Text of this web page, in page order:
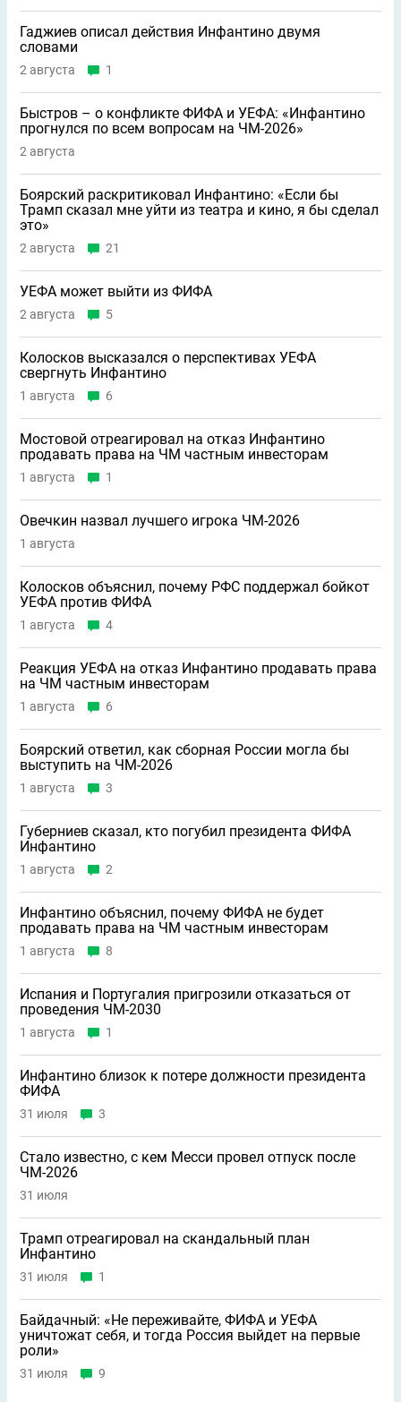
Гаджиев описал действия Инфантино двумя
словами
2 августа 1
Быстров – о конфликте ФИФА и УЕФА: «Инфантино
прогнулся по всем вопросам на ЧМ-2026»
2 августа
Боярский раскритиковал Инфантино: «Если бы
Трамп сказал мне уйти из театра и кино, я бы сделал
это»
2 августа 21
УЕФА может выйти из ФИФА
2 августа 5
Колосков высказался о перспективах УЕФА
свергнуть Инфантино
1 августа 6
Мостовой отреагировал на отказ Инфантино
продавать права на ЧМ частным инвесторам
1 августа 1
Овечкин назвал лучшего игрока ЧМ-2026
1 августа
Колосков объяснил, почему РФС поддержал бойкот
УЕФА против ФИФА
1 августа 4
Реакция УЕФА на отказ Инфантино продавать права
на ЧМ частным инвесторам
1 августа 6
Боярский ответил, как сборная России могла бы
выступить на ЧМ-2026
1 августа 3
Губерниев сказал, кто погубил президента ФИФА
Инфантино
1 августа 2
Инфантино объяснил, почему ФИФА не будет
продавать права на ЧМ частным инвесторам
1 августа 8
Испания и Португалия пригрозили отказаться от
проведения ЧМ-2030
1 августа 1
Инфантино близок к потере должности президента
ФИФА
31 июля 3
Стало известно, с кем Месси провел отпуск после
ЧМ-2026
31 июля
Трамп отреагировал на скандальный план
Инфантино
31 июля 1
Байдачный: «Не переживайте, ФИФА и УЕФА
уничтожат себя, и тогда Россия выйдет на первые
роли»
31 июля 9